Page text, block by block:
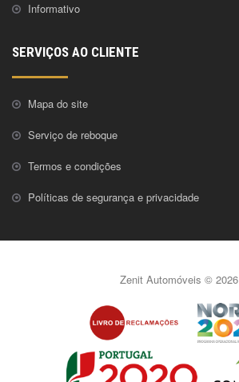
Informativo
SERVIÇOS AO CLIENTE
Mapa do site
Serviço de reboque
Termos e condições
Políticas de segurança e privacidade
Zenit Automóveis © 2026